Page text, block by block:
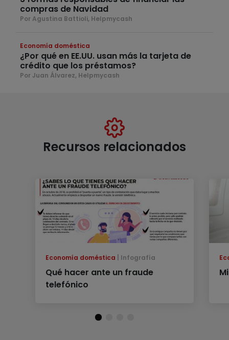
compras de Navidad
Por Agustina Battioli, Helpmycash
Economía doméstica
¿Por qué en EE.UU. usan más la tarjeta de
crédito que los préstamos?
Por Juan Álvarez, Helpmycash
Recursos relacionados
Economía doméstica Infografía
Qué hacer ante un fraude
telefónico